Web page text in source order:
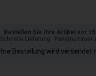
Bestellen Sie Ihre Artikel vor
Schnelle Lieferung - Paketnummer
Ihre Bestellung wird versendet